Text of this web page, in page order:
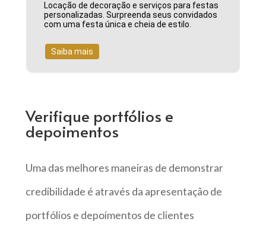
Locação de decoração e serviços para festas
personalizadas. Surpreenda seus convidados
com uma festa única e cheia de estilo.
Saiba mais
Verifique portfólios e
depoimentos
Uma das melhores maneiras de demonstrar
credibilidade é através da apresentação de
portfólios e depoimentos de clientes